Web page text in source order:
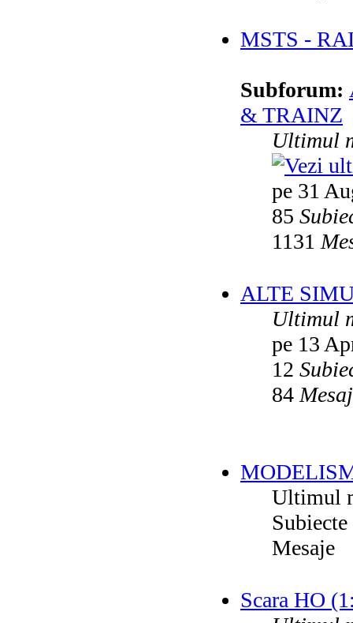
MSTS -
Subforum:
& TRAINZ
Ultimul
pe 31
85
1131
ALTE
Ultimul
pe 13
12
84
Ultimul
Subiecte
Mesaje
Scara HO